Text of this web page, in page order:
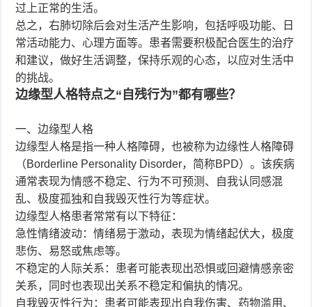
过上正常的生活。
总之，右肺切除后会对生活产生影响，包括呼吸功能、日
常活动能力、心理方面等。患者需要积极配合医生的治疗
和建议，做好生活调整，保持乐观的心态，以应对生活中
的挑战。
边缘型人格特点之“自残行为”都有哪些？
一、边缘型人格
边缘型人格是指一种人格障碍，也被称为边缘性人格障碍
（Borderline Personality Disorder，简称BPD）。该疾病
通常表现为情感不稳定、行为不可预测、自我认同感混
乱、极度孤独和自我毁灭性行为等症状。
边缘型人格患者常常有以下特征：
急性情绪波动：情绪易于激动，表现为情绪起伏大，极度
悲伤、易怒或焦虑等。
不稳定的人际关系：患者可能表现出恐惧或回避情感亲密
关系，同时也表现出关系不稳定和偏执的情况。
自我毁灭性行为：患者可能表现出自我伤害、药物滥用、